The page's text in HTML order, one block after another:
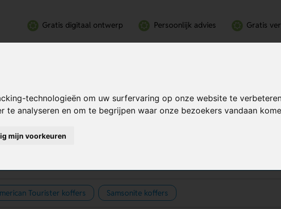
technologieën om uw surfervaring op onze website te
analyseren en om te begrijpen waar onze bezoekers vandaan
mijn voorkeuren
Gratis digitaal ontwerp Persoonlijk advies Gratis
bedrukken
Tourister koffers Samsonite koffers